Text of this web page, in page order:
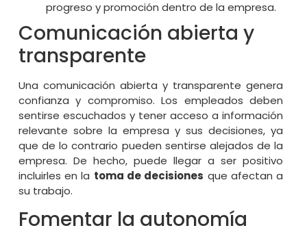
progreso y promoción dentro de la empresa.
Comunicación abierta y
transparente
Una comunicación abierta y transparente genera
confianza y compromiso. Los empleados deben
sentirse escuchados y tener acceso a información
relevante sobre la empresa y sus decisiones, ya
que de lo contrario pueden sentirse alejados de la
empresa. De hecho, puede llegar a ser positivo
incluirles en la toma de decisiones que afectan a
su trabajo.
Fomentar la autonomía